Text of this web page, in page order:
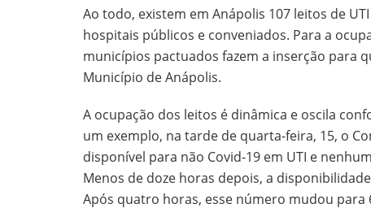
Ao todo, existem em Anápolis 107 leitos de
hospitais públicos e conveniados. Para a
municípios pactuados fazem a inserção para
Município de Anápolis.
A ocupação dos leitos é dinâmica e oscila
um exemplo, na tarde de quarta-feira, 15, o
disponível para não Covid-19 em UTI e
Menos de doze horas depois, a
Após quatro horas, esse número mudou para